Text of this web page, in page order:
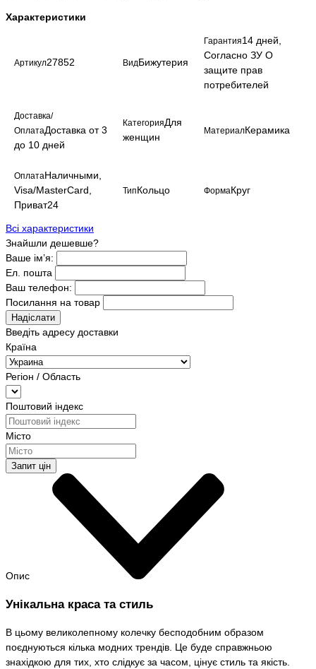
Характеристики
Артикул27852 ВидБижутерия
Гарантия14 дней,
Согласно ЗУ О
защите прав
потребителей
Доставка/
ОплатаДоставка от 3
до 10 дней
КатегорияДля
женщин
МатериалКерамика
ОплатаНаличными,
Visa/MasterCard,
Приват24
ТипКольцо ФормаКруг
Всі характеристики
Знайшли дешевше?
Ваше ім’я:
Ел. пошта
Ваш телефон:
Посилання на товар
Надіслати
Введіть адресу доставки
Країна
Регіон / Область
Поштовий індекс
Місто
Запит цін
Опис
Унікальна краса та стиль
В цьому великолепному колечку бесподобним образом
поєднуються кілька модних трендів. Це буде справжньою
знахідкою для тих, хто слідкує за часом, цінує стиль та якість.